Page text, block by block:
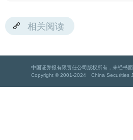
相关阅读
中国证券报有限责任公司版权所有，未经书
Copyright © 2001-2024 China Securities